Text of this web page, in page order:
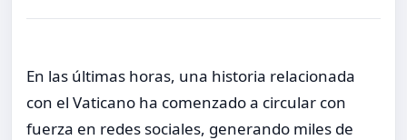
En las últimas horas, una historia relacionada
con el Vaticano ha comenzado a circular con
fuerza en redes sociales, generando miles de